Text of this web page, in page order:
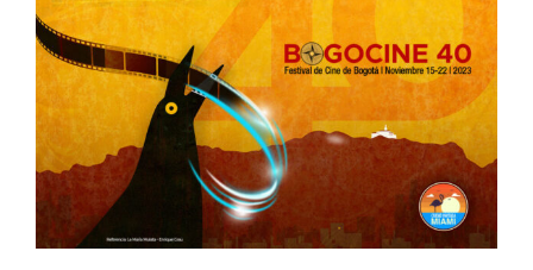
Disfruta del cine español en el
40° Bogocine
Noticias